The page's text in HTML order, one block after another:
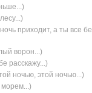
приходит, а ты все
ворон...)
расскажу...)
ночью, этой ночью...)